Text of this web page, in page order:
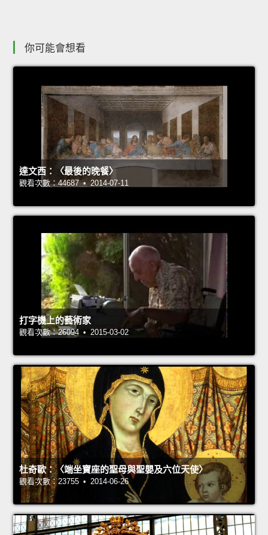
你可能會想看
達文西：〈最後的晚餐〉
觀看次數：44687 • 2014-07-11
打字機上的藝術家
觀看次數：26094 • 2015-03-02
杜奇歐：〈端坐寶座的聖母與聖嬰及六位天使〉
觀看次數：23755 • 2014-06-26